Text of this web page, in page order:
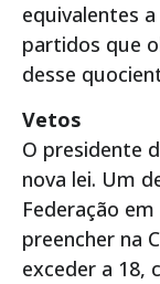
equivalentes
partidos que
desse
Vetos
O presidente
nova lei. Um
Federação
preencher na
exceder a 18,